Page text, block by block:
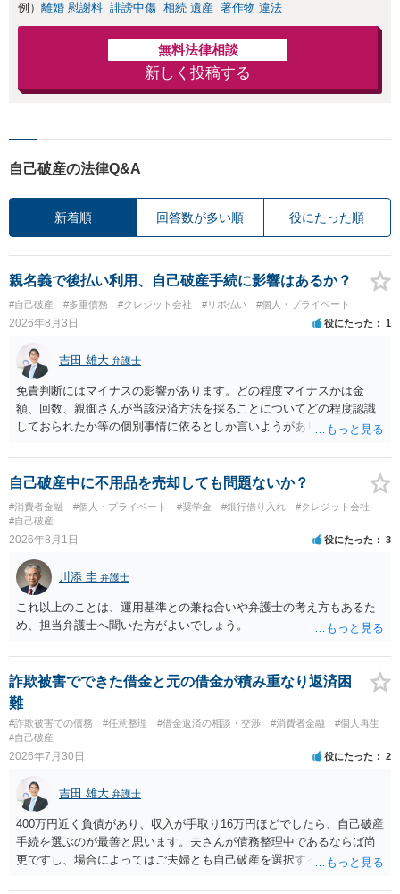
例） 離婚 慰謝料 誹謗中傷 相続 遺産 著作物 違法
無料法律相談
新しく投稿する
自己破産の法律Q&A
新着順 回答数が多い順 役にたった順
親名義で後払い利用、自己破産手続に影響はあるか？
#自己破産 #多重債務 #クレジット会社 #リボ払い #個人・プライベート
2026年8月3日 役にたった 1
吉田 雄大 弁護士
免責判断にはマイナスの影響があります。どの程度マイナスかは金
額、回数、親御さんが当該決済方法を採ることについてどの程度認識
しておられたか等の個別事情に依るとしか言いようがありません。 と
なって相談し、善後策を考えることをお勧めします。
自己破産中に不用品を売却しても問題ないか？
#消費者金融 #個人・プライベート #奨学金 #銀行借り入れ
#クレジット会社
#自己破産
2026年8月1日 役にたった 3
川添 圭 弁護士
これ以上のことは、運用基準との兼ね合いや弁護士の考え方もあるた
め、担当弁護士へ聞いた方がよいでしょう。
詐欺被害でできた借金と元の借金が積み重なり返済困
難
#詐欺被害での債務 #任意整理 #借金返済の相談・交渉 #消費者金融
#個人再生
#自己破産
2026年7月30日 役にたった 2
吉田 雄大 弁護士
400万円近く負債があり、収入が手取り16万円ほどでしたら、自己破産
手続を選ぶのが最善と思います。夫さんが債務整理中であるならば尚
更ですし、場合によってはご夫婦とも自己破産を選択する方法もある